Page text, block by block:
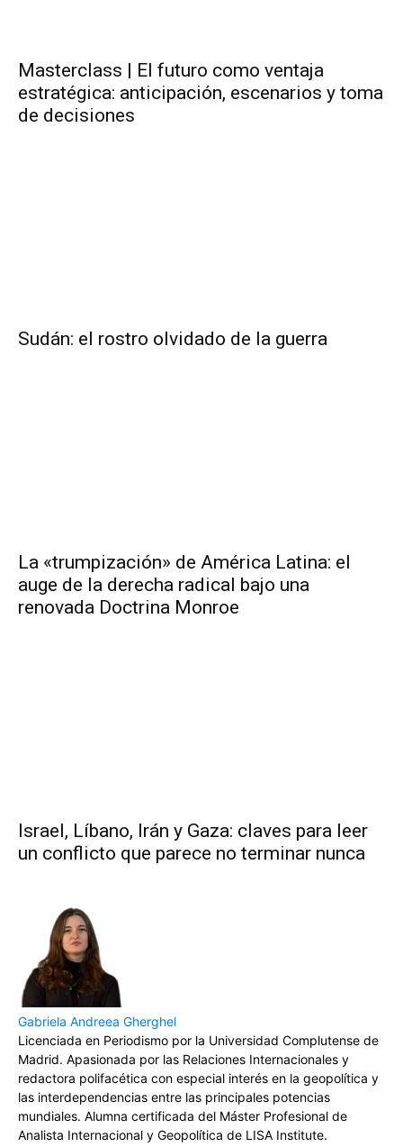
Masterclass | El futuro como ventaja
estratégica: anticipación, escenarios y toma
de decisiones
Sudán: el rostro olvidado de la guerra
La «trumpización» de América Latina: el
auge de la derecha radical bajo una
renovada Doctrina Monroe
Israel, Líbano, Irán y Gaza: claves para leer
un conflicto que parece no terminar nunca
Gabriela Andreea Gherghel
Licenciada en Periodismo por la Universidad Complutense de
Madrid. Apasionada por las Relaciones Internacionales y
redactora polifacética con especial interés en la geopolítica y
las interdependencias entre las principales potencias
mundiales. Alumna certificada del Máster Profesional de
Analista Internacional y Geopolítica de LISA Institute.